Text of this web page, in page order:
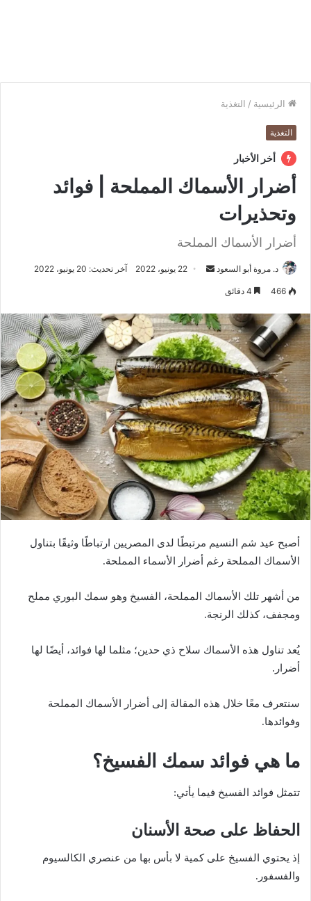
الرئيسية / التغذية
التغذية
أخر الأخبار
أضرار الأسماك المملحة | فوائد
وتحذيرات
أضرار الأسماك المملحة
د. مروة أبو السعود
ل
ب
ر
ي
د
ا
إ
ل
ك
ت
ر
و
ن
22 يونيو، 2022 آخر تحديث: 20 يونيو، 2022
466
أصبح عيد شم النسيم مرتبطًا لدى المصريين ارتباطًا وثيقًا بتناول
الأسماك المملحة رغم أضرار الأسماء المملحة.
من أشهر تلك الأسماك المملحة، الفسيخ وهو سمك البوري مملح
ومجفف، كذلك الرنجة.
يُعد تناول هذه الأسماك سلاح ذي حدين؛ مثلما لها فوائد، أيضًا لها
أضرار.
سنتعرف معًا خلال هذه المقالة إلى أضرار الأسماك المملحة
وفوائدها.
ما هي فوائد سمك الفسيخ؟
تتمثل فوائد الفسيخ فيما يأتي:
الحفاظ على صحة الأسنان
إذ يحتوي الفسيخ على كمية لا بأس بها من عنصري الكالسيوم
والفسفور.